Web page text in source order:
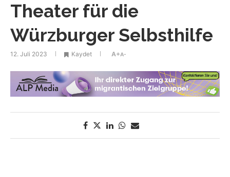
Theater für die
Würzburger Selbsthilfe
12. Juli 2023 Kaydet A+A-